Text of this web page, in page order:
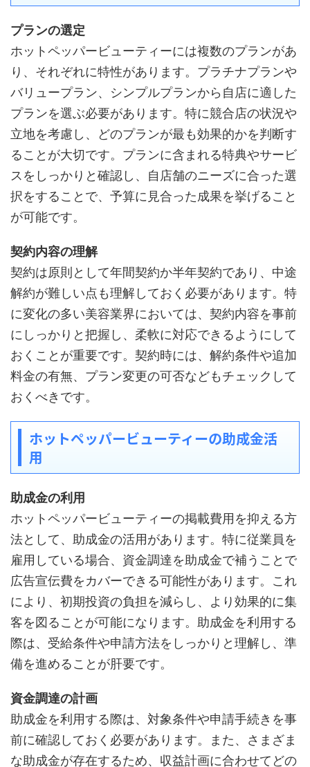
プランの選定
ホットペッパービューティーには複数のプランがあ
り、それぞれに特性があります。プラチナプランや
バリュープラン、シンプルプランから自店に適した
プランを選ぶ必要があります。特に競合店の状況や
立地を考慮し、どのプランが最も効果的かを判断す
ることが大切です。プランに含まれる特典やサービ
スをしっかりと確認し、自店舗のニーズに合った選
択をすることで、予算に見合った成果を挙げること
が可能です。
契約内容の理解
契約は原則として年間契約か半年契約であり、中途
解約が難しい点も理解しておく必要があります。特
に変化の多い美容業界においては、契約内容を事前
にしっかりと把握し、柔軟に対応できるようにして
おくことが重要です。契約時には、解約条件や追加
料金の有無、プラン変更の可否などもチェックして
おくべきです。
ホットペッパービューティーの助成金活
用
助成金の利用
ホットペッパービューティーの掲載費用を抑える方
法として、助成金の活用があります。特に従業員を
雇用している場合、資金調達を助成金で補うことで
広告宣伝費をカバーできる可能性があります。これ
により、初期投資の負担を減らし、より効果的に集
客を図ることが可能になります。助成金を利用する
際は、受給条件や申請方法をしっかりと理解し、準
備を進めることが肝要です。
資金調達の計画
助成金を利用する際は、対象条件や申請手続きを事
前に確認しておく必要があります。また、さまざま
な助成金が存在するため、収益計画に合わせてどの